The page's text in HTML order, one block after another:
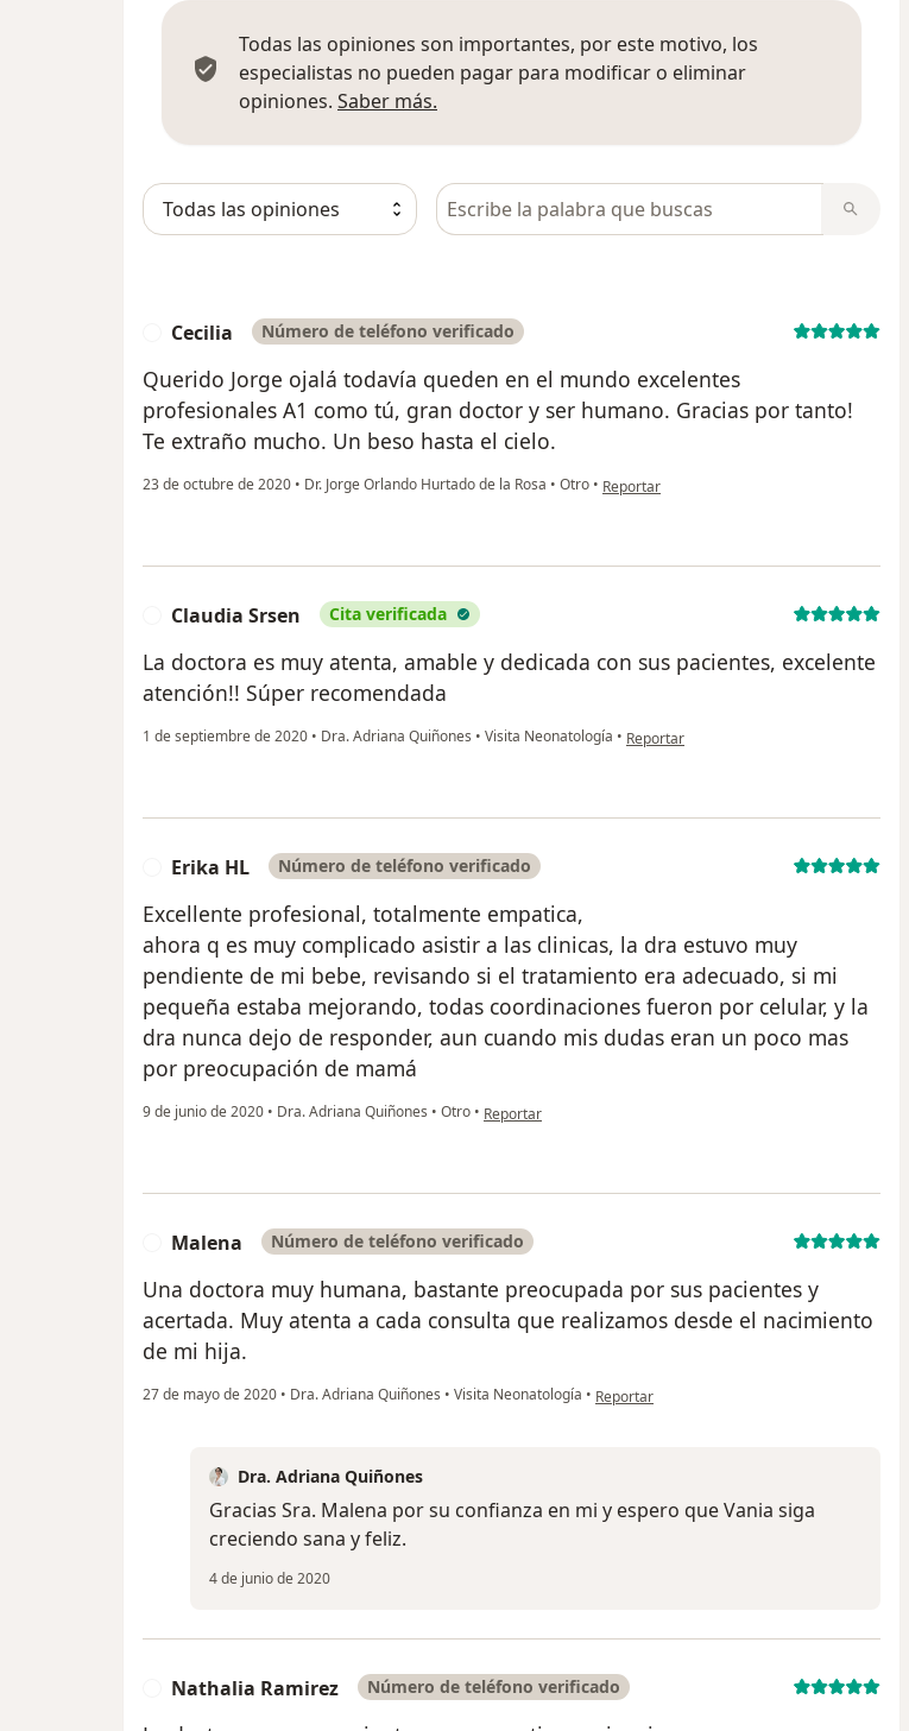
Todas las opiniones son importantes, por este motivo, los
especialistas no pueden pagar para modificar o eliminar
opiniones. Saber más.
Busca en opiniones
Cecilia Número de teléfono verificado
Querido Jorge ojalá todavía queden en el mundo excelentes
profesionales A1 como tú, gran doctor y ser humano. Gracias por tanto!
Te extraño mucho. Un beso hasta el cielo.
23 de octubre de 2020 • Dr. Jorge Orlando Hurtado de la Rosa • Otro • en opinión del usuario Cecilia
Reportar
Claudia Srsen Cita verificada
La doctora es muy atenta, amable y dedicada con sus pacientes, excelente
atención!! Súper recomendada
1 de septiembre de 2020 • Dra. Adriana Quiñones • Visita Neonatología • en opinión del usuario Claudia Srsen
Reportar
Erika HL Número de teléfono verificado
Excellente profesional, totalmente empatica,
ahora q es muy complicado asistir a las clinicas, la dra estuvo muy
pendiente de mi bebe, revisando si el tratamiento era adecuado, si mi
pequeña estaba mejorando, todas coordinaciones fueron por celular, y la
dra nunca dejo de responder, aun cuando mis dudas eran un poco mas
por preocupación de mamá
9 de junio de 2020 • Dra. Adriana Quiñones • Otro • en opinión del usuario Erika HL
Reportar
Malena Número de teléfono verificado
Una doctora muy humana, bastante preocupada por sus pacientes y
acertada. Muy atenta a cada consulta que realizamos desde el nacimiento
de mi hija.
27 de mayo de 2020 • Dra. Adriana Quiñones • Visita Neonatología • en opinión del usuario Malena
Reportar
Dra. Adriana Quiñones
Gracias Sra. Malena por su confianza en mi y espero que Vania siga
creciendo sana y feliz.
4 de junio de 2020
Nathalia Ramirez Número de teléfono verificado